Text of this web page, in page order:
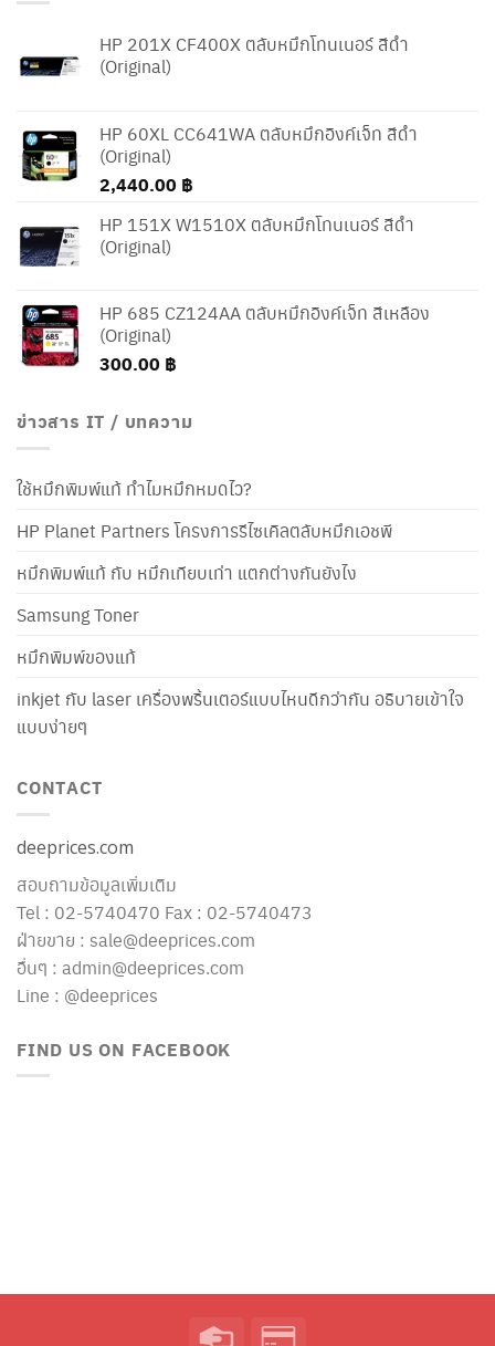
HP 201X CF400X ตลับหมึกโทนเนอร์ สีดำ
(Original)
HP 60XL CC641WA ตลับหมึกอิงค์เจ็ท สีดำ
(Original)
2,440.00 ฿
HP 151X W1510X ตลับหมึกโทนเนอร์ สีดำ
(Original)
HP 685 CZ124AA ตลับหมึกอิงค์เจ็ท สีเหลือง
(Original)
300.00 ฿
ข่าวสาร IT / บทความ
ใช้หมึกพิมพ์แท้ ทำไมหมึกหมดไว?
HP Planet Partners โครงการรีไซเคิลตลับหมึกเอชพี
หมึกพิมพ์แท้ กับ หมึกเทียบเท่า แตกต่างกันยังไง
Samsung Toner
หมึกพิมพ์ของแท้
inkjet กับ laser เครื่องพริ้นเตอร์แบบไหนดีกว่ากัน อธิบายเข้าใจ
แบบง่ายๆ
CONTACT
deeprices.com
สอบถามข้อมูลเพิ่มเติม
Tel : 02-5740470 Fax : 02-5740473
ฝ่ายขาย : sale@deeprices.com
อื่นๆ : admin@deeprices.com
Line : @deeprices
FIND US ON FACEBOOK
Credit